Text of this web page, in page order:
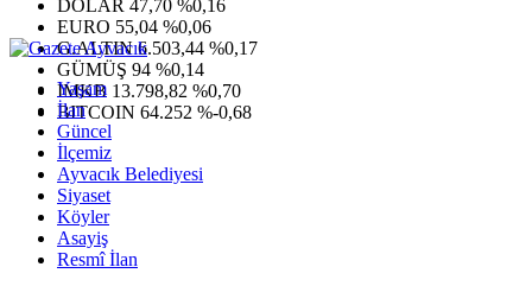
DOLAR 47,70 %0,16
EURO 55,04 %0,06
G.ALTIN6.503,44 %0,17
GÜMÜŞ 94 %0,14
IMKB 13.798,82 %0,70
BITCOIN 64.252 %-0,68
Yaşam
İlan
Güncel
İlçemiz
Ayvacık Belediyesi
Siyaset
Köyler
Asayiş
Resmî İlan